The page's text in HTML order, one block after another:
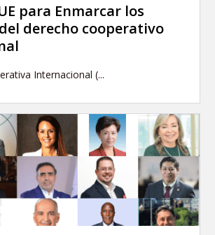
para Enmarcar los
derecho cooperativo
Internacional (...